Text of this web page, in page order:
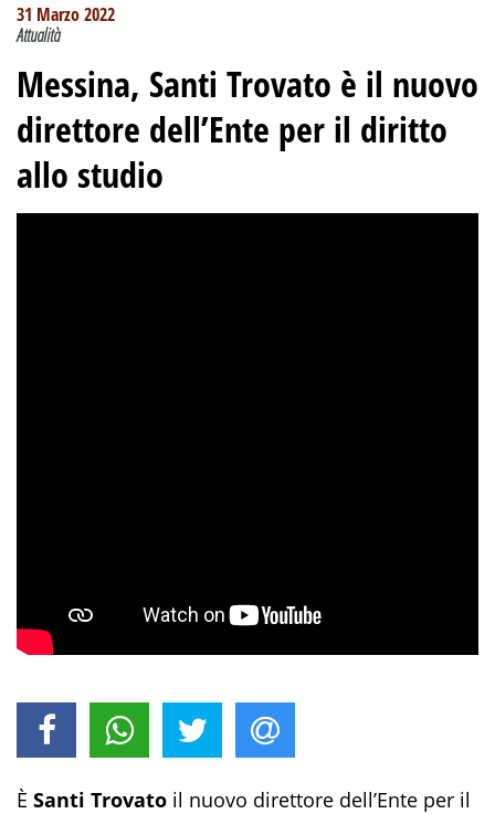
31 Marzo 2022
Attualità
Messina, Santi Trovato è il nuovo
direttore dell’Ente per il diritto
allo studio
È Santi Trovato il nuovo direttore dell’Ente per il